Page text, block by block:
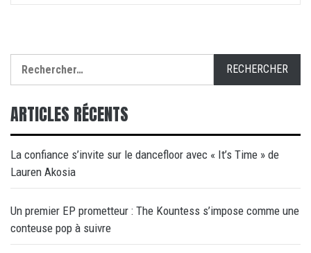
ARTICLES RÉCENTS
La confiance s’invite sur le dancefloor avec « It’s Time » de
Lauren Akosia
Un premier EP prometteur : The Kountess s’impose comme une
conteuse pop à suivre